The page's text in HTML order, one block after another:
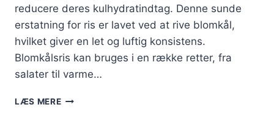
reducere deres kulhydratindtag. Denne sunde
erstatning for ris er lavet ved at rive blomkål,
hvilket giver en let og luftig konsistens.
Blomkålsris kan bruges i en række retter, fra
salater til varme…
LÆS MEREBLOMKÅLSRIS